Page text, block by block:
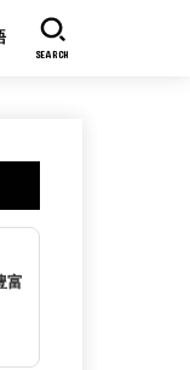
SEARCH
富